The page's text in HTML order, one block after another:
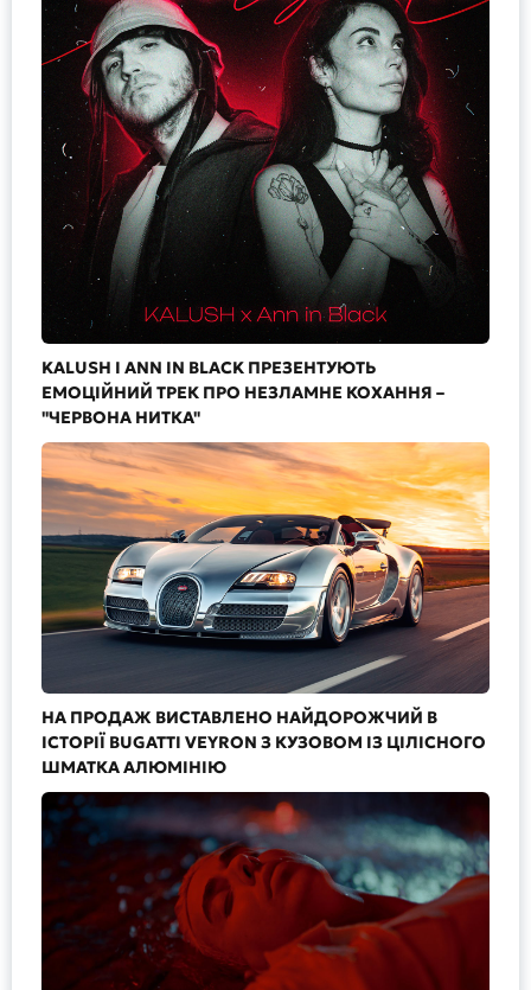
KALUSH І ANN IN BLACK ПРЕЗЕНТУЮТЬ
ЕМОЦІЙНИЙ ТРЕК ПРО НЕЗЛАМНЕ КОХАННЯ –
"ЧЕРВОНА НИТКА"
НА ПРОДАЖ ВИСТАВЛЕНО НАЙДОРОЖЧИЙ В
ІСТОРІЇ BUGATTI VEYRON З КУЗОВОМ ІЗ ЦІЛІСНОГО
ШМАТКА АЛЮМІНІЮ